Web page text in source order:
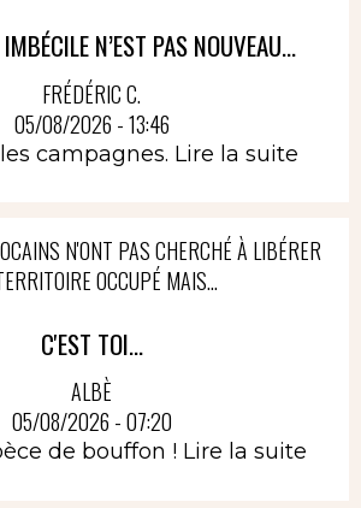
N’EST PAS NOUVEAU...
FRÉDÉRIC C.
05/08/2026 - 13:46
campagnes. Lire la suite
N'ONT PAS CHERCHÉ À LIBÉRER
OCCUPÉ MAIS...
C'EST TOI...
ALBÈ
05/08/2026 - 07:20
de bouffon ! Lire la suite